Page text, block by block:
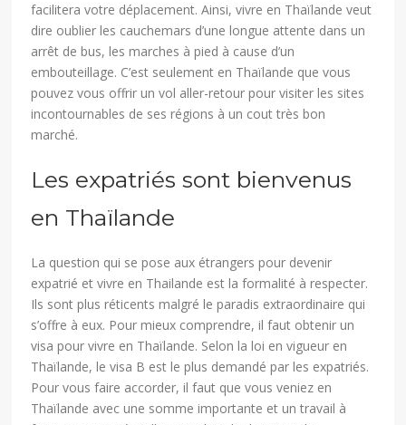
facilitera votre déplacement. Ainsi, vivre en Thaïlande veut
dire oublier les cauchemars d’une longue attente dans un
arrêt de bus, les marches à pied à cause d’un
embouteillage. C’est seulement en Thaïlande que vous
pouvez vous offrir un vol aller-retour pour visiter les sites
incontournables de ses régions à un cout très bon
marché.
Les expatriés sont bienvenus
en Thaïlande
La question qui se pose aux étrangers pour devenir
expatrié et vivre en Thailande est la formalité à respecter.
Ils sont plus réticents malgré le paradis extraordinaire qui
s’offre à eux. Pour mieux comprendre, il faut obtenir un
visa pour vivre en Thaïlande. Selon la loi en vigueur en
Thaïlande, le visa B est le plus demandé par les expatriés.
Pour vous faire accorder, il faut que vous veniez en
Thaïlande avec une somme importante et un travail à